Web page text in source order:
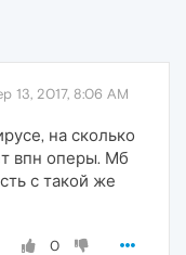
13, 2017, 8:06 AM
на сколько
впн оперы. Мб
с такой же
0